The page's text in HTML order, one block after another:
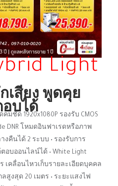
Light
เสียง พูดคุย
บได้
มชัด 1920x1080P รองรับ CMOS
DNR โหมดอินฟาเรดหรือภาพ
คืนได้ 2 ระบบ • รองรับการ
บออนไลน์ได้ • White Light
เคลื่อนไหวเก็บรายละเอียดบุคคล
สูงสุด 20 เมตร • ระยะแสงไฟ